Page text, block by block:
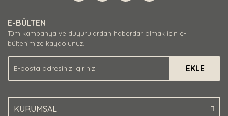
E-BÜLTEN
Tüm kampanya ve duyurulardan haberdar olmak için e-
bültenimize kaydolunuz.
EKLE
KURUMSAL